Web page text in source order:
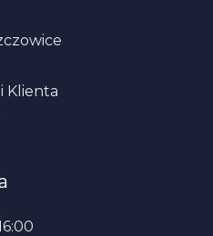
Klienta